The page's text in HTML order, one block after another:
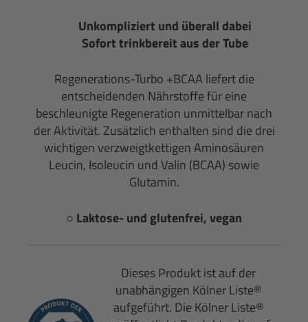
Unkompliziert und überall dabei
Sofort trinkbereit aus der Tube
Regenerations-Turbo +BCAA liefert die
entscheidenden Nährstoffe für eine
beschleunigte Regeneration unmittelbar nach
der Aktivität. Zusätzlich enthalten sind die drei
wichtigen verzweigtkettigen Aminosäuren
Leucin, Isoleucin und Valin (BCAA) sowie
Glutamin.
○ Laktose- und glutenfrei, vegan
Dieses Produkt ist auf der
unabhängigen Kölner Liste®
aufgeführt. Die Kölner Liste®